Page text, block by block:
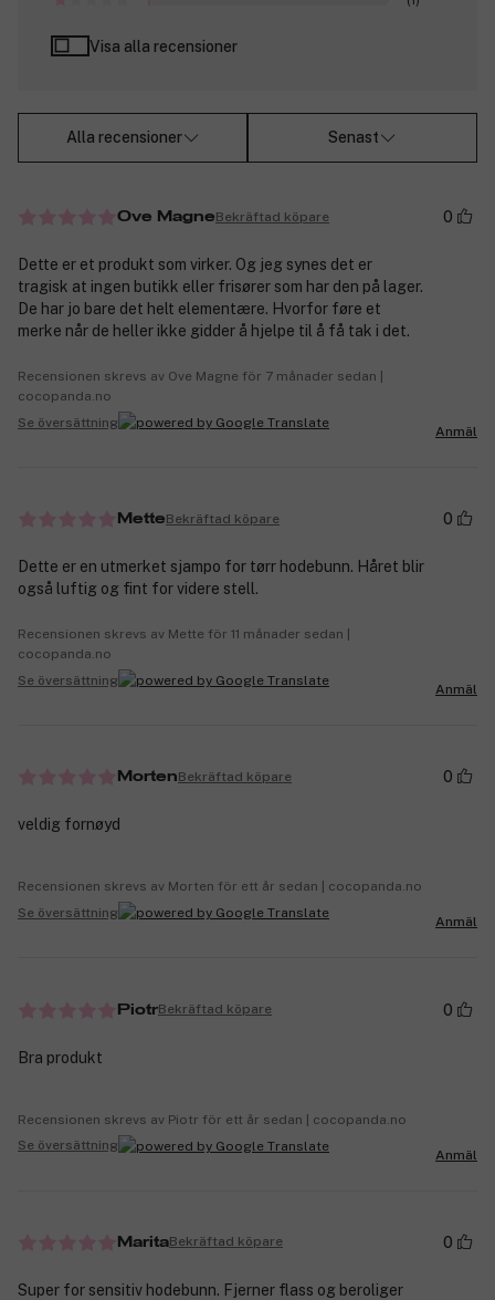
Visa alla recensioner
Alla recensioner Senast
Ove MagneBekräftad köpare 0
Dette er et produkt som virker. Og jeg synes det er
tragisk at ingen butikk eller frisører som har den på lager.
De har jo bare det helt elementære. Hvorfor føre et
merke når de heller ikke gidder å hjelpe til å få tak i det.
Recensionen skrevs av Ove Magne för 7 månader sedan |
cocopanda.no
Se översättning
Anmäl
MetteBekräftad köpare 0
Dette er en utmerket sjampo for tørr hodebunn. Håret blir
også luftig og fint for videre stell.
Recensionen skrevs av Mette för 11 månader sedan |
cocopanda.no
Se översättning
Anmäl
MortenBekräftad köpare 0
veldig fornøyd
Recensionen skrevs av Morten för ett år sedan | cocopanda.no
Se översättning
Anmäl
PiotrBekräftad köpare 0
Bra produkt
Recensionen skrevs av Piotr för ett år sedan | cocopanda.no
Se översättning
Anmäl
MaritaBekräftad köpare 0
Super for sensitiv hodebunn. Fjerner flass og beroliger